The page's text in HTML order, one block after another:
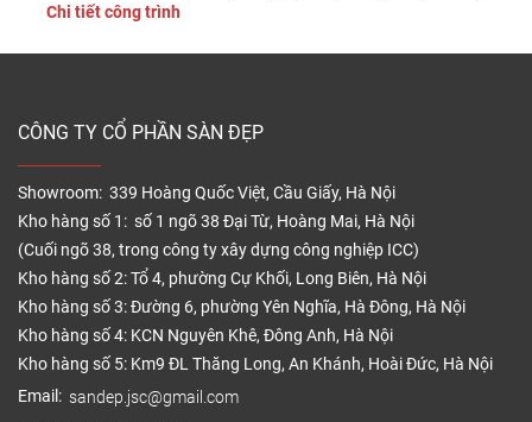
dầu mỡ vẫn có thể tích tụ trên bề mặt, làm giảm tính thẩm
Chi tiết công trình
CÔNG TY CỔ PHẦN SÀN ĐẸP
Showroom: 339 Hoàng Quốc Việt, Cầu Giấy, Hà Nội
Kho hàng số 1: số 1 ngõ 38 Đại Từ, Hoàng Mai, Hà Nội
(Cuối ngõ 38, trong công ty xây dựng công nghiệp ICC)
Kho hàng số 2: Tổ 4, phường Cự Khối, Long Biên, Hà Nội
Kho hàng số 3: Đường 6, phường Yên Nghĩa, Hà Đông, Hà Nội
Kho hàng số 4: KCN Nguyên Khê, Đông Anh, Hà Nội
Kho hàng số 5: Km9 ĐL Thăng Long, An Khánh, Hoài Đức, Hà Nội
Email: sandep.jsc@gmail.com